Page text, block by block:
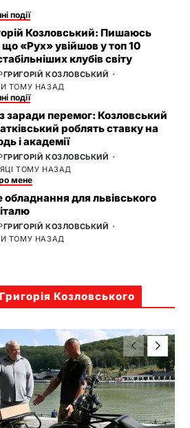
події
Козловський: Пишаюсь
«Рух» увійшов у топ 10
клубів світу
ГРИГОРІЙ КОЗЛОВСЬКИЙ
ТОМУ НАЗАД
події
заради перемог: Козловський
роблять ставку на
і академії
ГРИГОРІЙ КОЗЛОВСЬКИЙ
ТОМУ НАЗАД
мене
обладнання для львівського
ГРИГОРІЙ КОЗЛОВСЬКИЙ
ТОМУ НАЗАД
Козловського